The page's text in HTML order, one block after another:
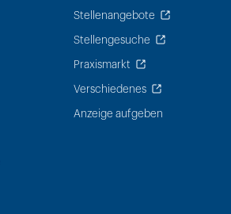
Stellenangebote
Stellengesuche
Praxismarkt
Verschiedenes
Anzeige aufgeben